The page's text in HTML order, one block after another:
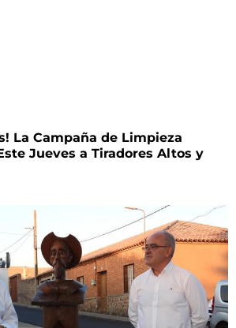
La Campaña de Limpieza
Jueves a Tiradores Altos y